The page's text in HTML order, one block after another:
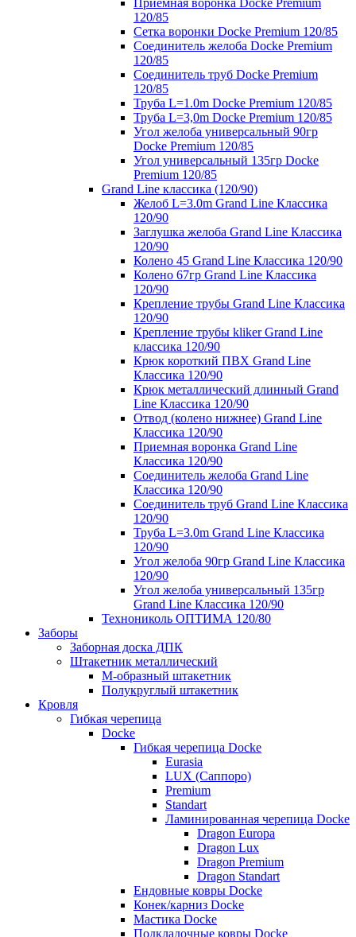
Приемная воронка Docke Premium
120/85
Сетка воронки Docke Premium 120/85
Соединитель желоба Docke Premium
120/85
Соединитель труб Docke Premium
120/85
Труба L=1.0m Docke Premium 120/85
Труба L=3,0m Docke Premium 120/85
Угол желоба универсальный 90гр
Docke Premium 120/85
Угол универсальный 135гр Docke
Premium 120/85
Grand Line классика (120/90)
Желоб L=3.0m Grand Line Классика
120/90
Заглушка желоба Grand Line Классика
120/90
Колено 45 Grand Line Классика 120/90
Колено 67гр Grand Line Классика
120/90
Крепление трубы Grand Line Классика
120/90
Крепление трубы kliker Grand Line
классика 120/90
Крюк короткий ПВХ Grand Line
Классика 120/90
Крюк металлический длинный Grand
Line Классика 120/90
Отвод (колено нижнее) Grand Line
Классика 120/90
Приемная воронка Grand Line
Классика 120/90
Соединитель желоба Grand Line
Классика 120/90
Соединитель труб Grand Line Классика
120/90
Труба L=3.0m Grand Line Классика
120/90
Угол желоба 90гр Grand Line Классика
120/90
Угол желоба универсальный 135гр
Grand Line Классика 120/90
Технониколь ОПТИМА 120/80
Заборы
Заборная доска ДПК
Штакетник металлический
М-образный штакетник
Полукруглый штакетник
Кровля
Гибкая черепица
Docke
Гибкая черепица Docke
Eurasia
LUX (Саппоро)
Premium
Standart
Ламинированная черепица Docke
Dragon Europa
Dragon Lux
Dragon Premium
Dragon Standart
Ендовные ковры Docke
Конек/карниз Docke
Мастика Docke
Подкладочные ковры Docke